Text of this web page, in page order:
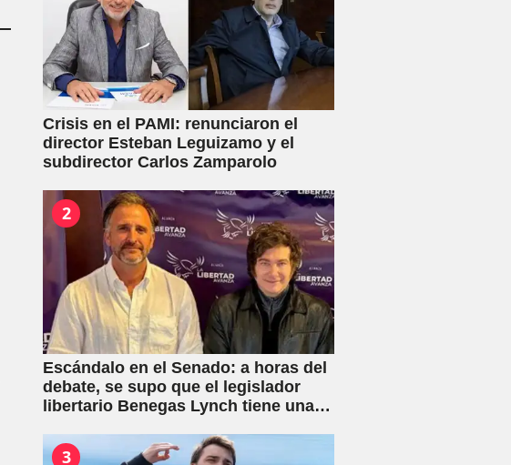
Crisis en el PAMI: renunciaron el
director Esteban Leguizamo y el
subdirector Carlos Zamparolo
2
Escándalo en el Senado: a horas del
debate, se supo que el legislador
libertario Benegas Lynch tiene una
venta de tierras a extranjeros
3